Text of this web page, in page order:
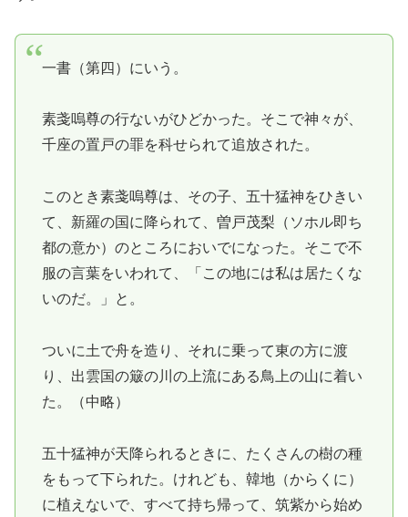
一書（第四）にいう。
素戔嗚尊の行ないがひどかった。そこで神々が、
千座の置戸の罪を科せられて追放された。
このとき素戔嗚尊は、その子、五十猛神をひきい
て、新羅の国に降られて、曽戸茂梨（ソホル即ち
都の意か）のところにおいでになった。そこで不
服の言葉をいわれて、「この地には私は居たくな
いのだ。」と。
ついに土で舟を造り、それに乗って東の方に渡
り、出雲国の簸の川の上流にある鳥上の山に着い
た。（中略）
五十猛神が天降られるときに、たくさんの樹の種
をもって下られた。けれども、韓地（からくに）
に植えないで、すべて持ち帰って、筑紫から始め